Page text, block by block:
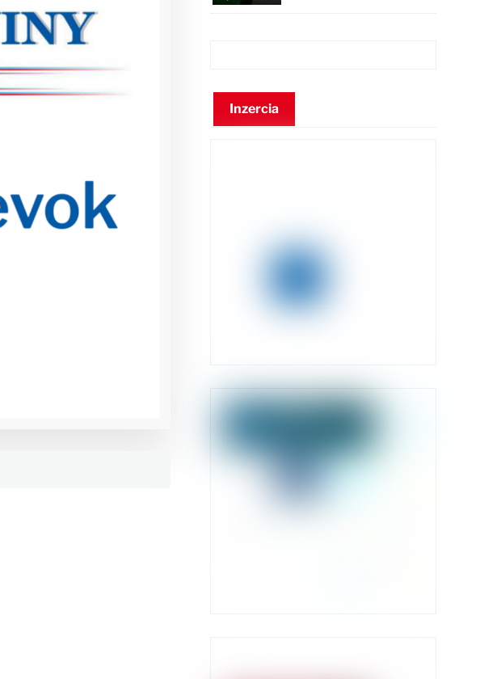
Inzercia